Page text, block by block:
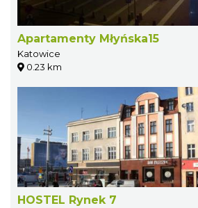
Apartamenty Młyńska15
Katowice
0.23 km
HOSTEL Rynek 7